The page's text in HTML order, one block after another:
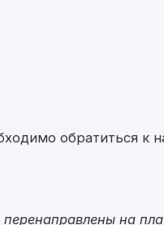
обратиться
перенаправлены